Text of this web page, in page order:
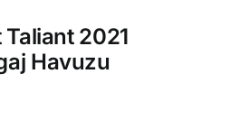
2021
Havuzu